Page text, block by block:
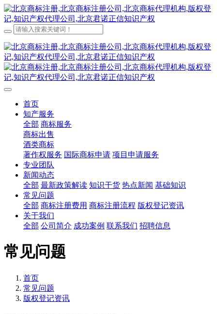
首页
知产服务
全部 商标服务
商标出售
酒类商标
著作权服务 国际商标申请 项目申请服务
专业团队
新闻动态
全部 最新政策解读 知识干货 热点新闻 基础知识
常见问题
全部 商标注册费用 商标注册流程 版权登记资讯
关于我们
全部 公司简介 成功案例 联系我们 招聘信息
常见问题
首页
常见问题
版权登记资讯